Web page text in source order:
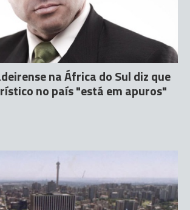
na África do Sul diz que
no país "está em apuros"